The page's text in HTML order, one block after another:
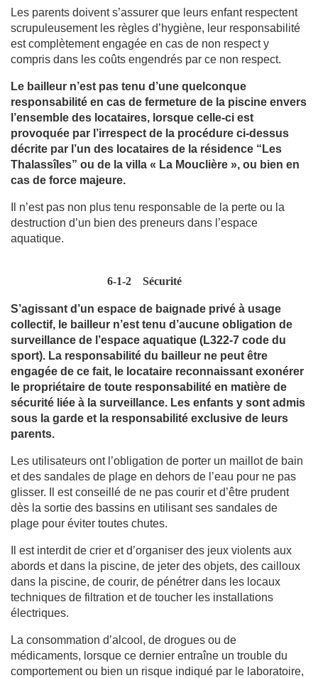
Les parents doivent s’assurer que leurs enfant respectent
scrupuleusement les règles d’hygiène, leur responsabilité
est complètement engagée en cas de non respect y
compris dans les coûts engendrés par ce non respect.
Le bailleur n’est pas tenu d’une quelconque
responsabilité en cas de fermeture de la piscine envers
l’ensemble des locataires, lorsque celle-ci est
provoquée par l’irrespect de la procédure ci-dessus
décrite par l’un des locataires de la résidence “Les
Thalassîles” ou de la villa « La Mouclière », ou bien en
cas de force majeure.
Il n’est pas non plus tenu responsable de la perte ou la
destruction d’un bien des preneurs dans l’espace
aquatique.
6-1-2 Sécurité
S’agissant d’un espace de baignade privé à usage
collectif, le bailleur n’est tenu d’aucune obligation de
surveillance de l’espace aquatique (L322-7 code du
sport). La responsabilité du bailleur ne peut être
engagée de ce fait, le locataire reconnaissant exonérer
le propriétaire de toute responsabilité en matière de
sécurité liée à la surveillance. Les enfants y sont admis
sous la garde et la responsabilité exclusive de leurs
parents.
Les utilisateurs ont l’obligation de porter un maillot de bain
et des sandales de plage en dehors de l’eau pour ne pas
glisser. Il est conseillé de ne pas courir et d’être prudent
dès la sortie des bassins en utilisant ses sandales de
plage pour éviter toutes chutes.
Il est interdit de crier et d’organiser des jeux violents aux
abords et dans la piscine, de jeter des objets, des cailloux
dans la piscine, de courir, de pénétrer dans les locaux
techniques de filtration et de toucher les installations
électriques.
La consommation d’alcool, de drogues ou de
médicaments, lorsque ce dernier entraîne un trouble du
comportement ou bien un risque indiqué par le laboratoire,